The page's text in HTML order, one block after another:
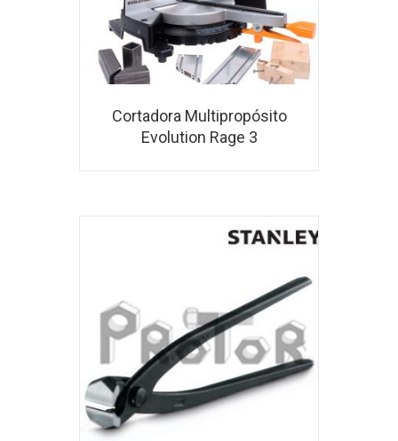
Cortadora Multipropósito
Evolution Rage 3